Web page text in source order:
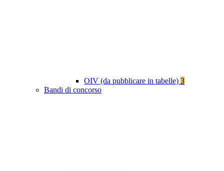
OIV (da pubblicare in tabelle) 3
Bandi di concorso